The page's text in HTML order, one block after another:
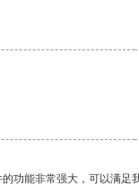
能非常强大，可以满足